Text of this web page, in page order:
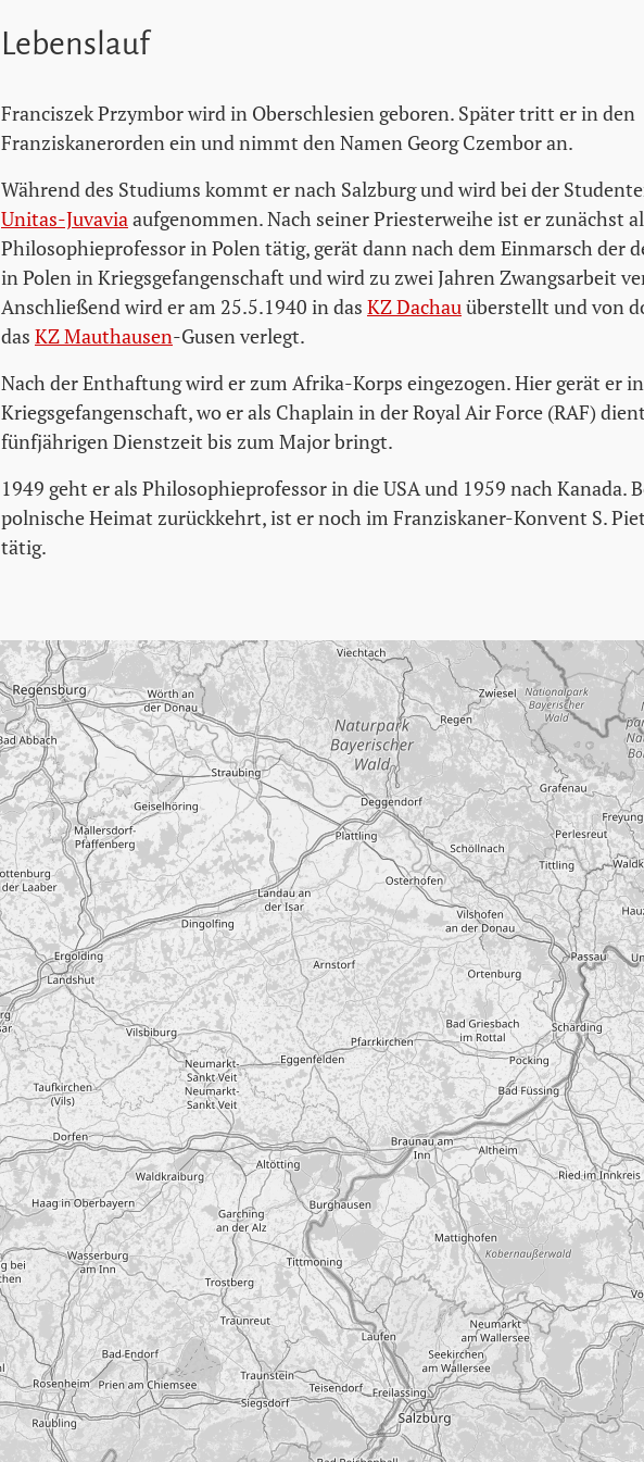
Lebenslauf
Franciszek Przymbor wird in Oberschlesien geboren. Später tritt er in den
Franziskanerorden ein und nimmt den Namen Georg Czembor an.
Während des Studiums kommt er nach Salzburg und wird bei der
Unitas-Juvaviaaufgenommen. Nach seiner Priesterweihe ist er zunächst
Philosophieprofessor in Polen tätig, gerät dann nach dem Einmarsch der
in Polen in Kriegsgefangenschaft und wird zu zwei Jahren Zwangsarbeit
Anschließend wird er am 25.5.1940 in das KZ Dachauüberstellt und von
das KZ Mauthausen-Gusen verlegt.
Nach der Enthaftung wird er zum Afrika-Korps eingezogen. Hier gerät er
Kriegsgefangenschaft, wo er als Chaplain in der Royal Air Force (RAF)
fünfjährigen Dienstzeit bis zum Major bringt.
1949 geht er als Philosophieprofessor in die USA und 1959 nach Kanada.
polnische Heimat zurückkehrt, ist er noch im Franziskaner-Konvent S.
tätig.